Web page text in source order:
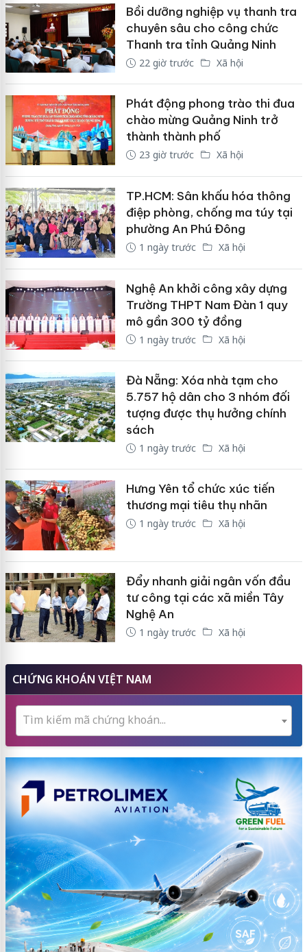
Bồi dưỡng nghiệp vụ thanh tra
chuyên sâu cho công chức
Thanh tra tỉnh Quảng Ninh
22 giờ trước Xã hội
Phát động phong trào thi đua
chào mừng Quảng Ninh trở
thành thành phố
23 giờ trước Xã hội
TP.HCM: Sân khấu hóa thông
điệp phòng, chống ma túy tại
phường An Phú Đông
1 ngày trước Xã hội
Nghệ An khởi công xây dựng
Trường THPT Nam Đàn 1 quy
mô gần 300 tỷ đồng
1 ngày trước Xã hội
Đà Nẵng: Xóa nhà tạm cho
5.757 hộ dân cho 3 nhóm đối
tượng được thụ hưởng chính
sách
1 ngày trước Xã hội
Hưng Yên tổ chức xúc tiến
thương mại tiêu thụ nhãn
1 ngày trước Xã hội
Đẩy nhanh giải ngân vốn đầu
tư công tại các xã miền Tây
Nghệ An
1 ngày trước Xã hội
CHỨNG KHOÁN VIỆT NAM
Tìm kiếm mã chứng khoán...